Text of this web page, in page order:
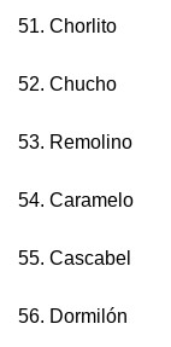
51. Chorlito
52. Chucho
53. Remolino
54. Caramelo
55. Cascabel
56. Dormilón